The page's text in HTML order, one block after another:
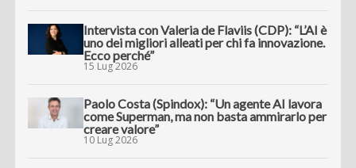
Intervista con Valeria de Flaviis (CDP): “L’AI è
uno dei migliori alleati per chi fa innovazione.
Ecco perché”
15 Lug 2026
Paolo Costa (Spindox): “Un agente AI lavora
come Superman, ma non basta ammirarlo per
creare valore”
10 Lug 2026